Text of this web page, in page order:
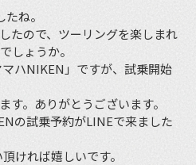
ね。
たので、ツーリングを楽しまれ
しょうか。
ハNIKEN」ですが、試乗開始
す。ありがとうございます。
の試乗予約がLINEで来ました
ければ嬉しいです。